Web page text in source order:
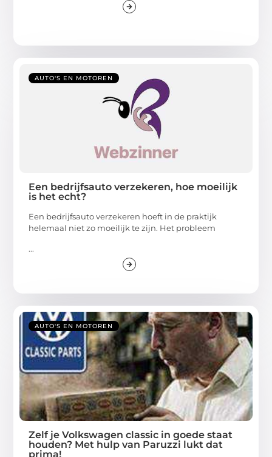
AUTO'S EN MOTOREN
Een bedrijfsauto verzekeren, hoe moeilijk
is het echt?
Een bedrijfsauto verzekeren hoeft in de praktijk
helemaal niet zo moeilijk te zijn. Het probleem
...
AUTO'S EN MOTOREN
Zelf je Volkswagen classic in goede staat
houden? Met hulp van Paruzzi lukt dat
prima!